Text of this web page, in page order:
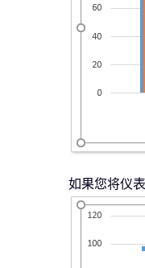
如果您将仪